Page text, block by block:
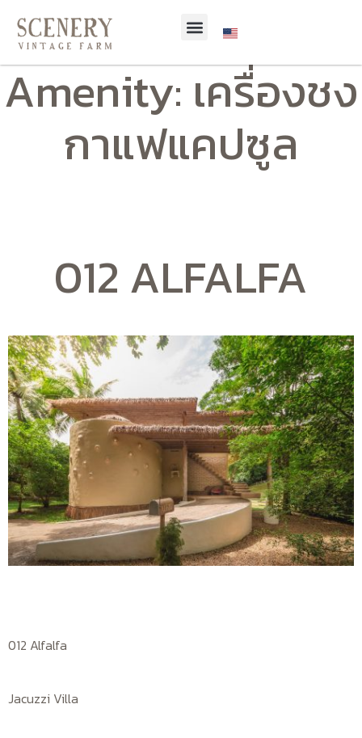
Amenity: เครื่องชง
กาแฟแคปซูล
012 ALFALFA
012 Alfalfa
Jacuzzi Villa